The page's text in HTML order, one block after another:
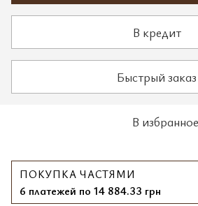
В кредит
Быстрый заказ
В избранное
ПОКУПКА ЧАСТЯМИ
6 платежей по 14 884.33 грн